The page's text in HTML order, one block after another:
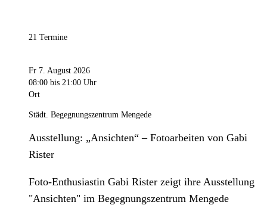
21 Termine
Fr 7. August 2026
08:00 bis 21:00 Uhr
Ort
Städt. Begegnungszentrum Mengede
Ausstellung: „Ansichten“ – Fotoarbeiten von Gabi
Rister
Foto-Enthusiastin Gabi Rister zeigt ihre Ausstellung
"Ansichten" im Begegnungszentrum Mengede